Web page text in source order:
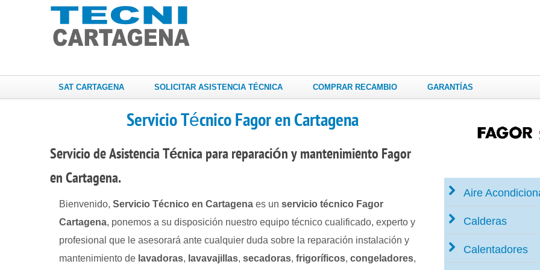
SAT CARTAGENA SOLICITAR ASISTENCIA TÉCNICA COMPRAR RECAMBIO GARANTÍAS
Servicio Técnico Fagor en Cartagena
Servicio de Asistencia Técnica para reparación y mantenimiento Fagor
en Cartagena.
Bienvenido, Servicio Técnico en Cartagena es un servicio técnico Fagor
Cartagena, ponemos a su disposición nuestro equipo técnico cualificado, experto y
profesional que le asesorará ante cualquier duda sobre la reparación instalación y
mantenimiento de lavadoras, lavavajillas, secadoras, frigoríficos, congeladores,
Aire
Calderas
Calentadores